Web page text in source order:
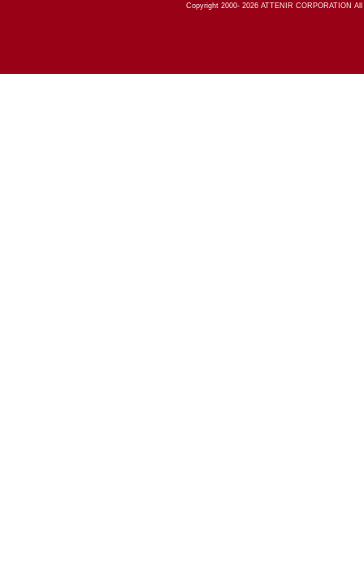
Copyright 2000- 2026ATTENIR CORPORATION